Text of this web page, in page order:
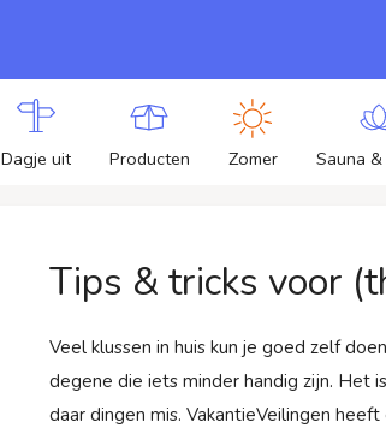
Dagje uit Producten Zomer Sauna
Tips & tricks voor
Veel klussen in huis kun je goed zelf
degene die iets minder handig zijn. Het
daar dingen mis. VakantieVeilingen